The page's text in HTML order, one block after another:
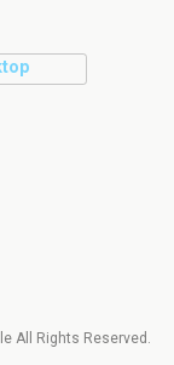
All Rights Reserved.